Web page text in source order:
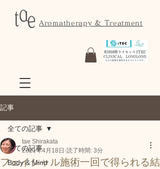
Aromatherapy & Treatment
記事
全ての記事
Body & Mind
全ての記事
フェイシャル施術一回で得られる結
tae Shirakata
2021年4月18日 読了時間: 3分